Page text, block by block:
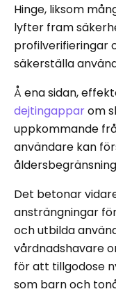
Hinge, liksom
lyfter fram
profilverifieringar
säkerställa
Å ena sidan,
dejtingapparom
uppkommande
användare kan
Det betonar
ansträngningar
och utbilda
vårdnadshavare
för att tillgodose
som barn och